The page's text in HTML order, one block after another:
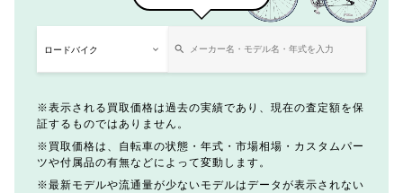
表示される買取価格は過去の実績であり、現在の査定額を保
証するものではありません。
買取価格は、自転車の状態・年式・市場相場・カスタムパー
ツや付属品の有無などによって変動します。
最新モデルや流通量が少ないモデルはデータが表示されない